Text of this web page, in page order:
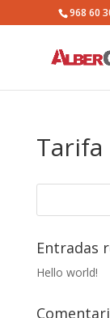
968 60
Tarifa
Entradas
Hello world!